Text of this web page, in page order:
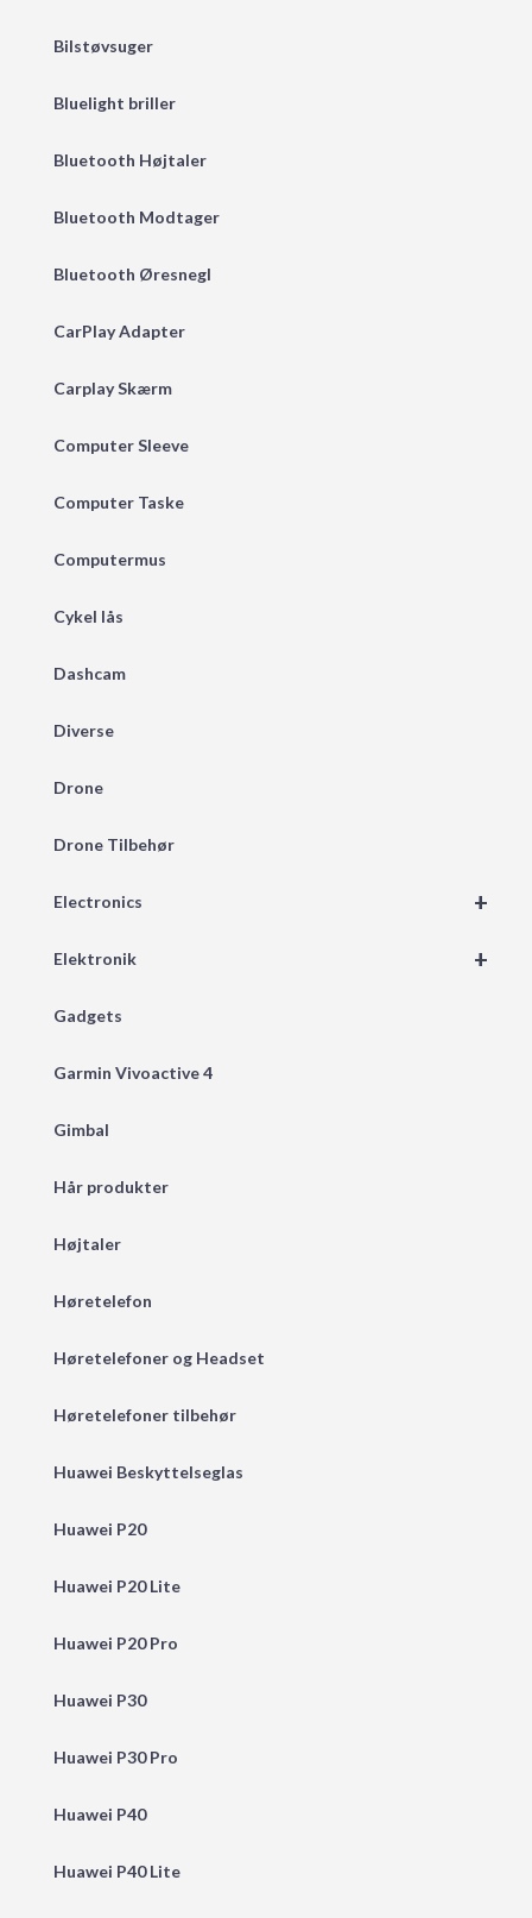
Bilstøvsuger
Bluelight briller
Bluetooth Højtaler
Bluetooth Modtager
Bluetooth Øresnegl
CarPlay Adapter
Carplay Skærm
Computer Sleeve
Computer Taske
Computermus
Cykel lås
Dashcam
Diverse
Drone
Drone Tilbehør
+
Electronics
+
Elektronik
Gadgets
Garmin Vivoactive 4
Gimbal
Hår produkter
Højtaler
Høretelefon
Høretelefoner og Headset
Høretelefoner tilbehør
Huawei Beskyttelseglas
Huawei P20
Huawei P20 Lite
Huawei P20 Pro
Huawei P30
Huawei P30 Pro
Huawei P40
Huawei P40 Lite